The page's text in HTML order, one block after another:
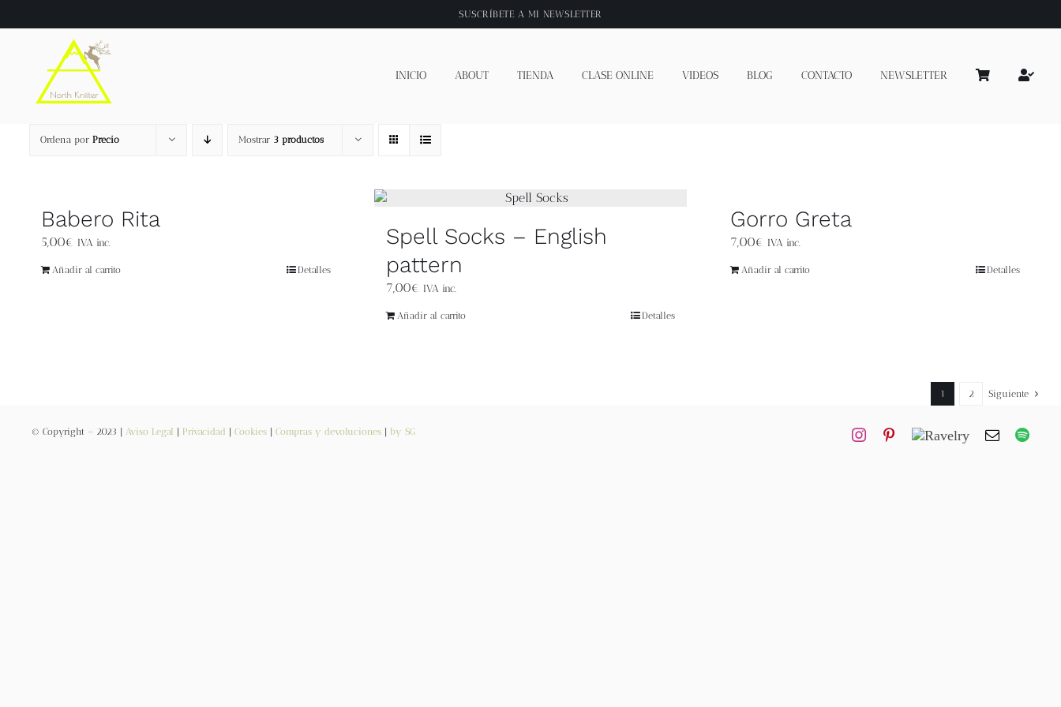
al
SUSCRÍBETE A MI NEWSLETTER
INICIO ABOUT TIENDA CLASE ONLINE VIDEOS BLOG CONTACTO NEWSLETTER
Ordena por Precio Mostrar 3 productos
Babero Rita
5,00€ IVA inc.
Añadir al carrito Detalles
Spell Socks – English
pattern
7,00€ IVA inc.
Añadir al carrito Detalles
Gorro Greta
7,00€ IVA inc.
Añadir al carrito Detalles
1 2 Siguiente
© Copyright – 2023 | Aviso Legal Privacidad Cookies| Compras y devoluciones| by SG